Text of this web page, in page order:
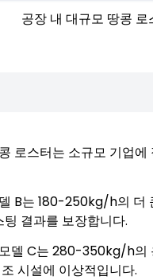
공장 내 대규모 땅콩
로스터는 소규모 기업
B는 180-250kg/h의 더
결과를 보장합니다.
델 C는 280-350kg/h의
시설에 이상적입니다.